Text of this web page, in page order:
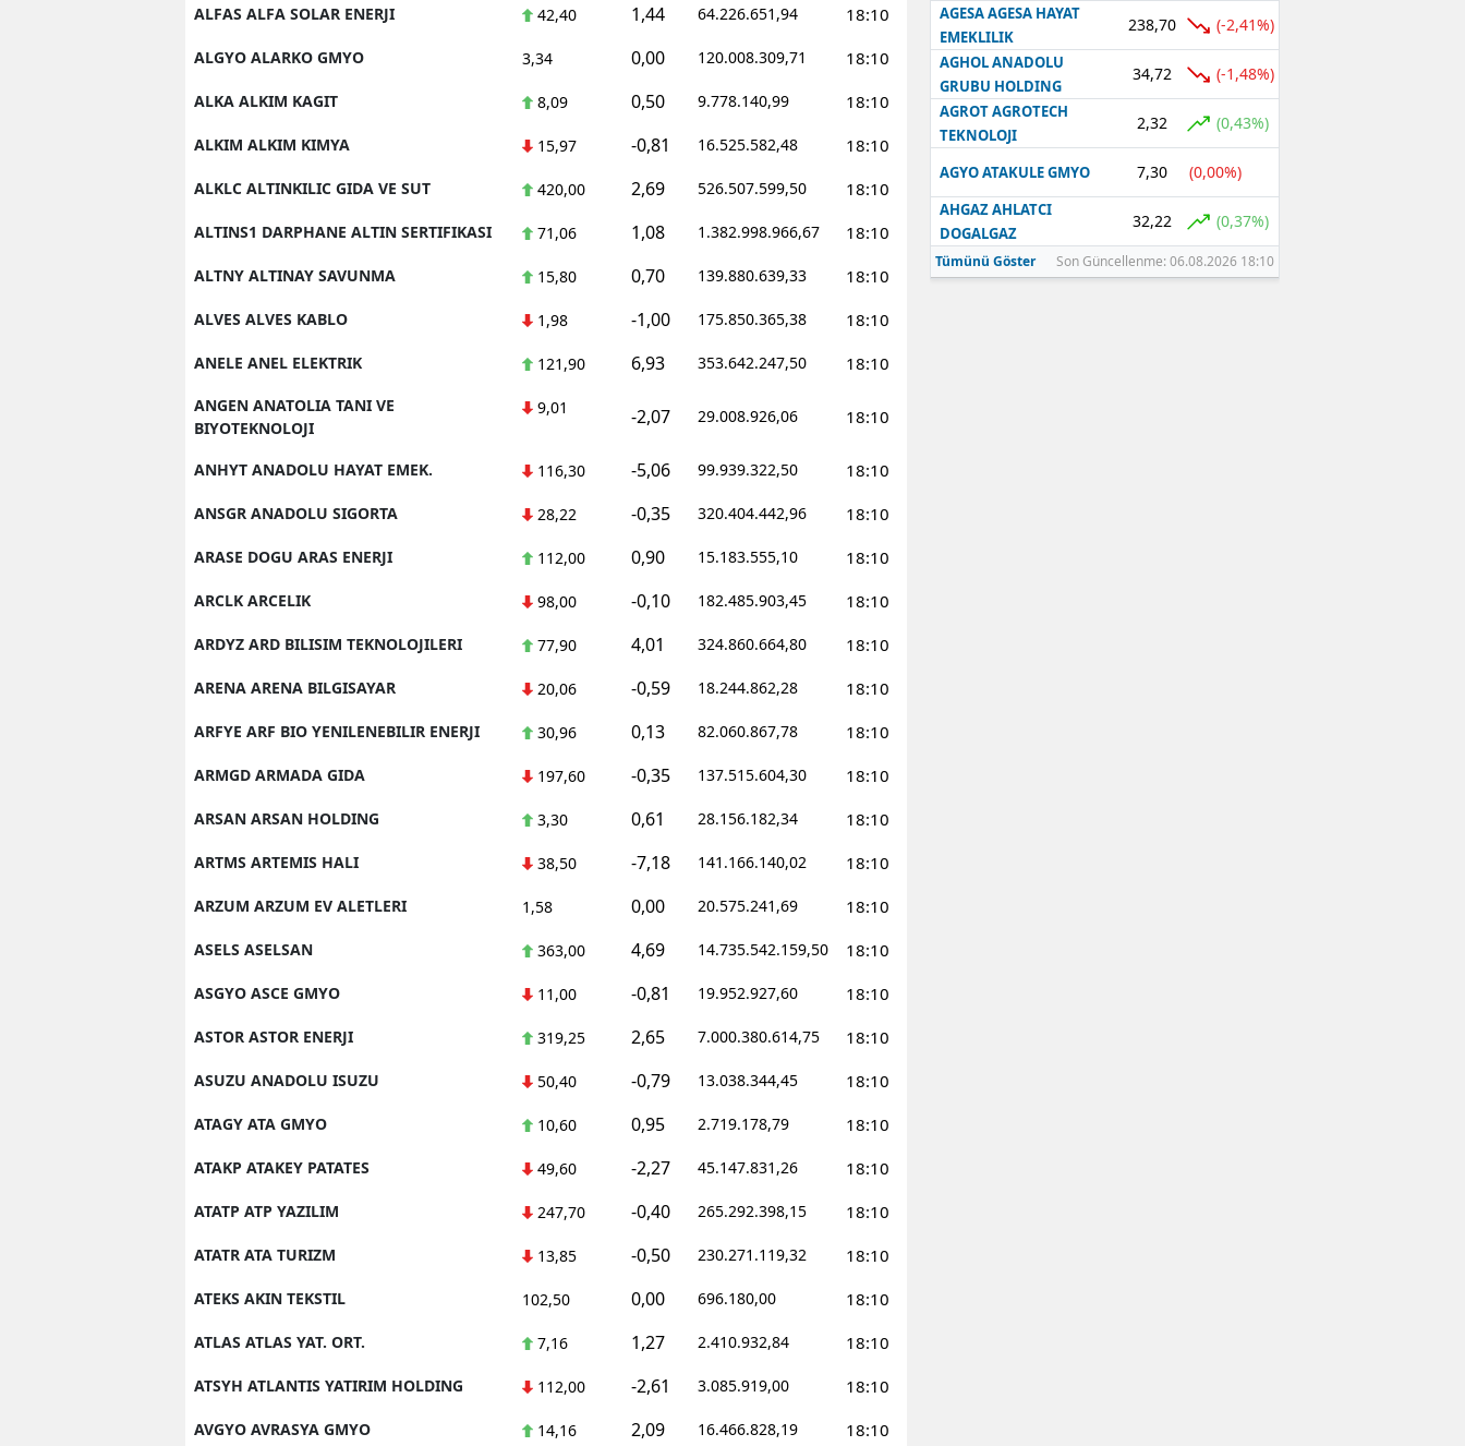
Samsun
Siirt
Sinop
Sivas
Tekirdağ
Tokat
Trabzon
Tunceli
Şanlıurfa
Uşak
Van
Yozgat
Zonguldak
Aksaray
Bayburt
Karaman
Kırıkkale
Batman
Şırnak
Bartın
Ardahan
Iğdır
Yalova
Karabük
Kilis
Osmaniye
Düzce
ALFAS ALFA SOLAR ENERJI 42,40 1,44 64.226.651,94 18:10
ALGYO ALARKO GMYO 3,34 0,00 120.008.309,71 18:10
ALKA ALKIM KAGIT 8,09 0,50 9.778.140,99 18:10
ALKIM ALKIM KIMYA 15,97 -0,81 16.525.582,48 18:10
ALKLC ALTINKILIC GIDA VE SUT 420,00 2,69 526.507.599,50 18:10
ALTINS1 DARPHANE ALTIN SERTIFIKASI 71,06 1,08 1.382.998.966,67 18:10
ALTNY ALTINAY SAVUNMA 15,80 0,70 139.880.639,33 18:10
ALVES ALVES KABLO 1,98 -1,00 175.850.365,38 18:10
ANELE ANEL ELEKTRIK 121,90 6,93 353.642.247,50 18:10
ANGEN ANATOLIA TANI VE
BIYOTEKNOLOJI
9,01 -2,07 29.008.926,06 18:10
ANHYT ANADOLU HAYAT EMEK. 116,30 -5,06 99.939.322,50 18:10
ANSGR ANADOLU SIGORTA 28,22 -0,35 320.404.442,96 18:10
ARASE DOGU ARAS ENERJI 112,00 0,90 15.183.555,10 18:10
ARCLK ARCELIK 98,00 -0,10 182.485.903,45 18:10
ARDYZ ARD BILISIM TEKNOLOJILERI 77,90 4,01 324.860.664,80 18:10
ARENA ARENA BILGISAYAR 20,06 -0,59 18.244.862,28 18:10
ARFYE ARF BIO YENILENEBILIR ENERJI 30,96 0,13 82.060.867,78 18:10
ARMGD ARMADA GIDA 197,60 -0,35 137.515.604,30 18:10
ARSAN ARSAN HOLDING 3,30 0,61 28.156.182,34 18:10
ARTMS ARTEMIS HALI 38,50 -7,18 141.166.140,02 18:10
ARZUM ARZUM EV ALETLERI 1,58 0,00 20.575.241,69 18:10
ASELS ASELSAN 363,00 4,69 14.735.542.159,50 18:10
ASGYO ASCE GMYO 11,00 -0,81 19.952.927,60 18:10
ASTOR ASTOR ENERJI 319,25 2,65 7.000.380.614,75 18:10
ASUZU ANADOLU ISUZU 50,40 -0,79 13.038.344,45 18:10
ATAGY ATA GMYO 10,60 0,95 2.719.178,79 18:10
ATAKP ATAKEY PATATES 49,60 -2,27 45.147.831,26 18:10
ATATP ATP YAZILIM 247,70 -0,40 265.292.398,15 18:10
ATATR ATA TURIZM 13,85 -0,50 230.271.119,32 18:10
ATEKS AKIN TEKSTIL 102,50 0,00 696.180,00 18:10
ATLAS ATLAS YAT. ORT. 7,16 1,27 2.410.932,84 18:10
ATSYH ATLANTIS YATIRIM HOLDING 112,00 -2,61 3.085.919,00 18:10
AVGYO AVRASYA GMYO 14,16 2,09 16.466.828,19 18:10
AGESA AGESA HAYAT
EMEKLILIK
238,70 (-2,41%)
AGHOL ANADOLU
GRUBU HOLDING
34,72 (-1,48%)
AGROT AGROTECH
TEKNOLOJI
2,32 (0,43%)
AGYO ATAKULE GMYO 7,30 (0,00%)
AHGAZ AHLATCI
DOGALGAZ
32,22 (0,37%)
Tümünü Göster Son Güncellenme: 06.08.2026 18:10